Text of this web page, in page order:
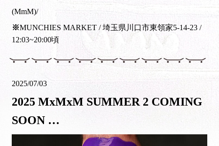
(MmM)/
※MUNCHIES MARKET / 埼玉県川口市東領家5-14-23 /
12:03~20:00頃
2025/07/03
2025 MxMxM SUMMER 2 COMING
SOON …